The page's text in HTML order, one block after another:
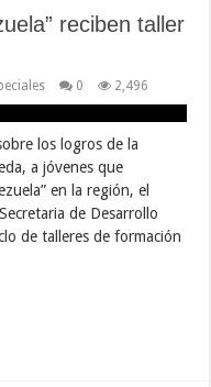
reciben taller
0 2,496
los logros de la
a jóvenes que
en la región, el
de Desarrollo
de talleres de formación